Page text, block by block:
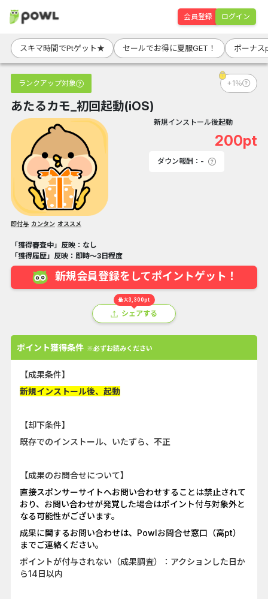
会員登録 ログイン
スキマ時間でPtゲット★ セールでお得に夏服GET！ ボーナ
ランクアップ対象 +1％
あたるカモ_初回起動(iOS)
新規インストール後起動
200pt
ダウン報酬：-
即付与 カンタン オススメ
「獲得審査中」反映：なし
「獲得履歴」反映：即時～3日程度
新規会員登録をしてポイントゲット！
最大3,300pt
シェアする
ポイント獲得条件 ※必ずお読みください
【成果条件】
新規インストール後、起動
【却下条件】
既存でのインストール、いたずら、不正
【成果のお問合せについて】
直接スポンサーサイトへお問い合わせすることは禁止されて
おり、お問い合わせが発覚した場合はポイント付与対象外と
なる可能性がございます。
成果に関するお問い合わせは、Powlお問合せ窓口（高pt）
までご連絡ください。
ポイントが付与されない（成果調査）：アクションした日か
ら14日以内